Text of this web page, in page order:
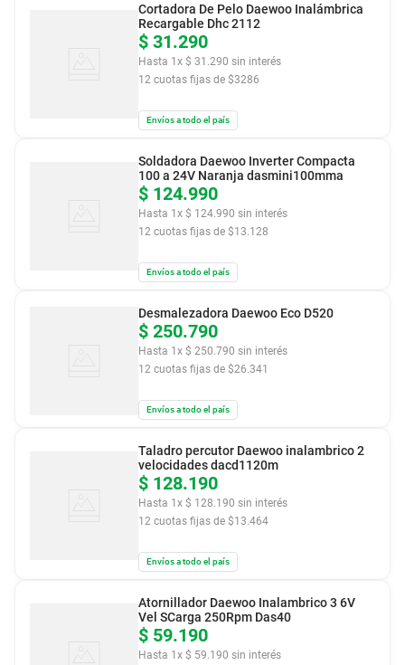
$ 31.290
Hasta 1x $ 31 .290 sin interés
12 cuotas fijas de $3286
Cortadora De Pelo Daewoo Inalámbrica
Recargable Dhc 2112
Envíos a todo el país
$ 124.990
Hasta 1x $ 124.990 sin interés
12 cuotas fijas de $13.128
Soldadora Daewoo Inverter Compacta
100 a 24V Naranja dasmini100mma
Envíos a todo el país
$ 250.790
Hasta 1x $ 250.790 sin interés
12 cuotas fijas de $26.341
Desmalezadora Daewoo Eco D520
Envíos a todo el país
$ 128.190
Hasta 1x $ 128.190 sin interés
12 cuotas fijas de $13.464
Taladro percutor Daewoo inalambrico 2
velocidades dacd1120m
Envíos a todo el país
$ 59.190
Hasta 1x $ 59.190 sin interés
Atornillador Daewoo Inalambrico 3 6V
Vel SCarga 250Rpm Das40